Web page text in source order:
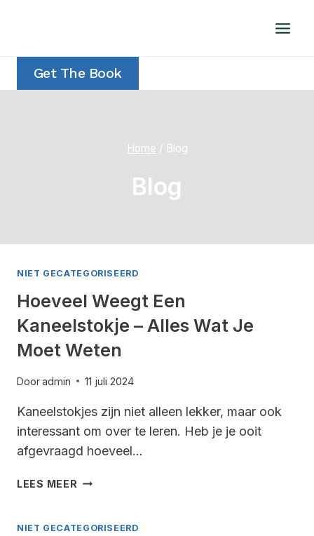
Get The Book
Home / Blog
Blog
NIET GECATEGORISEERD
Hoeveel Weegt Een
Kaneelstokje – Alles Wat Je
Moet Weten
Dooradmin 11 juli 2024
Kaneelstokjes zijn niet alleen lekker, maar ook
interessant om over te leren. Heb je je ooit
afgevraagd hoeveel…
LEES MEER HOEVEEL
KANEELSTOKJE
NIET GECATEGORISEERD